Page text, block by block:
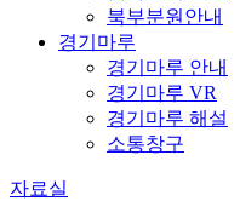
북부분원안내
경기마루
경기마루 안내
경기마루 VR
경기마루 해설
소통창구
자료실